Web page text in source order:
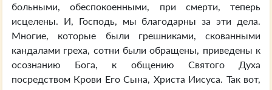
больными, обеспокоенными, при смерти, теперь
исцелены. И, Господь, мы благодарны за эти дела.
Многие, которые были грешниками, скованными
кандалами греха, сотни были обращены, приведены к
осознанию Бога, к общению Святого Духа
посредством Крови Его Сына, Христа Иисуса. Так вот,